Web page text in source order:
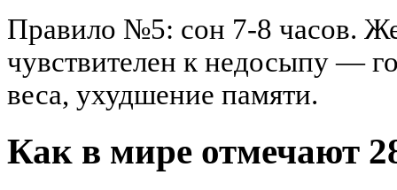
Правило №5: сон 7-8 часов.
чувствителен к недосыпу —
веса, ухудшение памяти.
Как в мире отмечают